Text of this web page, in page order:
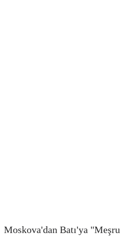
Moskova'dan Batı'ya